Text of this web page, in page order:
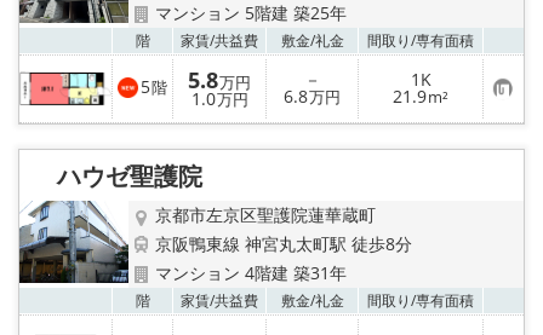
マンション 5階建 築25年
階 家賃/共益費 敷金/礼金 間取り/専有面積
5階 5.8万円
1.0万円
－
6.8万円
1K
21.9m² お
気
に
入
ハウゼ聖護院
京都市左京区聖護院蓮華蔵町
京阪鴨東線 神宮丸太町駅 徒歩8分
マンション 4階建 築31年
階 家賃/共益費 敷金/礼金 間取り/専有面積